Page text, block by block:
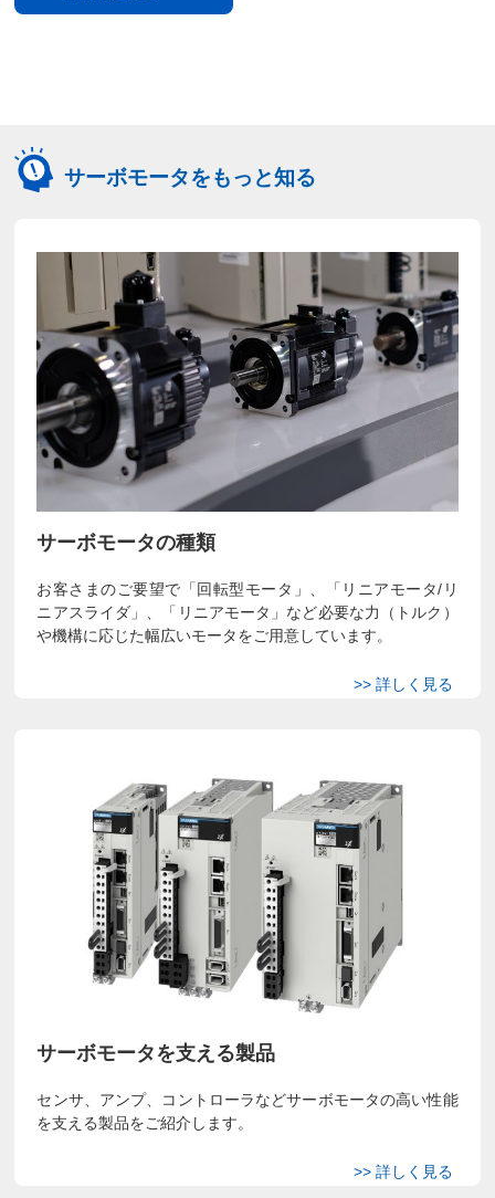
サーボモータをもっと知る
サーボモータの種類
お客さまのご要望で「回転型モータ」、「リニアモータ/リ
ニアスライダ」、「リニアモータ」など必要な力（トルク）
や機構に応じた幅広いモータをご用意しています。
サーボモータを支える製品
センサ、アンプ、コントローラなどサーボモータの高い性能
を支える製品をご紹介します。